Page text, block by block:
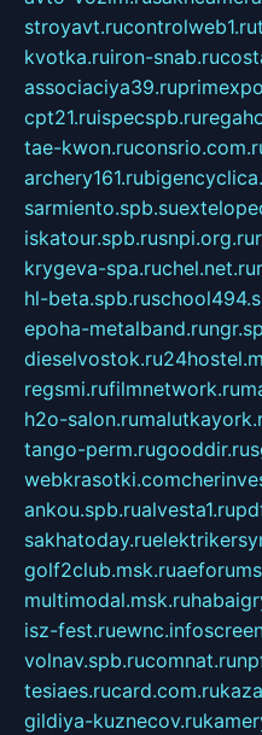
stroyavt.rucontrolweb1.ru
kvotka.ruiron-snab.ru
associaciya39.ru
cpt21.ruispecspb.ru
tae-kwon.ru
archery161.ru
sarmiento.spb.su
iskatour.spb.rusnpi.org.ru
krygeva-spa.ruchel.net.ru
hl-beta.spb.ru
epoha-metalband.ru
dieselvostok.ru
regsmi.rufilmnetwork.ru
h2o-salon.ru
tango-perm.rugooddir.ru
webkrasotki.com
ankou.spb.rualvesta1.ru
sakhatoday.ru
golf2club.msk.ru
multimodal.msk.ru
isz-fest.ruewnc.info
volnav.spb.rucomnat.ru
tesiaes.rucard.com.ru
gildiya-kuznecov.ru